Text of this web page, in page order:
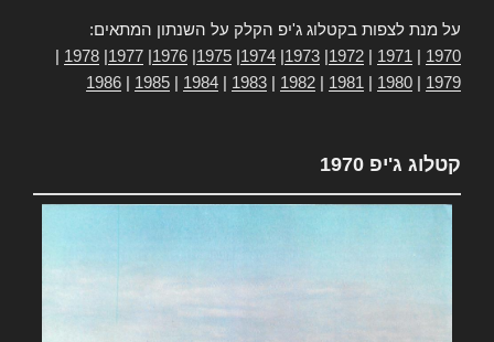
על מנת לצפות בקטלוג ג'יפ הקלק על השנתון המתאים:
1970
1971
1972
1973
1974
1975
1976
1977
1978
1979
1980
1981
1982
1983
1984
1985
1986
קטלוג ג'יפ 1970